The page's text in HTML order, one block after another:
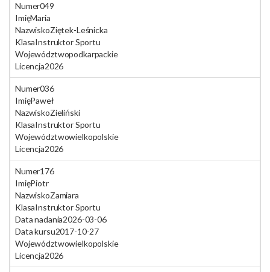
Numer049
ImięMaria
NazwiskoZiętek-Leśnicka
KlasaInstruktor Sportu
Województwopodkarpackie
Licencja2026
Numer036
ImięPaweł
NazwiskoZieliński
KlasaInstruktor Sportu
Województwowielkopolskie
Licencja2026
Numer176
ImięPiotr
NazwiskoZamiara
KlasaInstruktor Sportu
Data nadania2026-03-06
Data kursu2017-10-27
Województwowielkopolskie
Licencja2026